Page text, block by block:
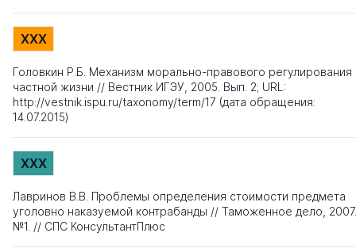
XXX
Головкин Р.Б. Механизм морально-правового регулирования
частной жизни // Вестник ИГЭУ, 2005. Вып. 2; URL:
http://vestnik.ispu.ru/taxonomy/term/17 (дата обращения:
14.07.2015)
XXX
Лавринов В.В. Проблемы определения стоимости предмета
уголовно наказуемой контрабанды // Таможенное дело, 2007.
№1. // СПС КонсультантПлюс